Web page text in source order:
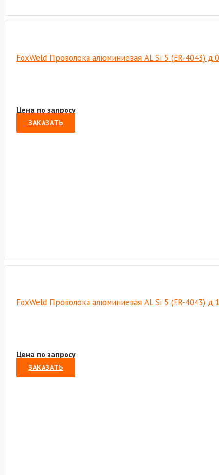
FoxWeld Проволока алюминиевая AL Si 5 (ER-4043)
Цена по запросу
ЗАКАЗАТЬ
FoxWeld Проволока алюминиевая AL Si 5 (ER-4043)
Цена по запросу
ЗАКАЗАТЬ